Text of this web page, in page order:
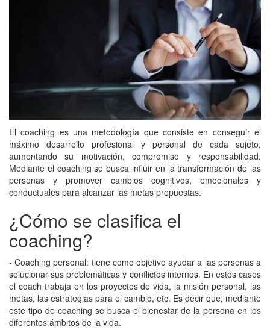
El coaching es una metodología que consiste en conseguir el
máximo desarrollo profesional y personal de cada sujeto,
aumentando su motivación, compromiso y responsabilidad.
Mediante el coaching se busca influir en la transformación de las
personas y promover cambios cognitivos, emocionales y
conductuales para alcanzar las metas propuestas.
¿Cómo se clasifica el
coaching?
- Coaching personal: tiene como objetivo ayudar a las personas a
solucionar sus problemáticas y conflictos internos. En estos casos
el coach trabaja en los proyectos de vida, la misión personal, las
metas, las estrategias para el cambio, etc. Es decir que, mediante
este tipo de coaching se busca el bienestar de la persona en los
diferentes ámbitos de la vida.